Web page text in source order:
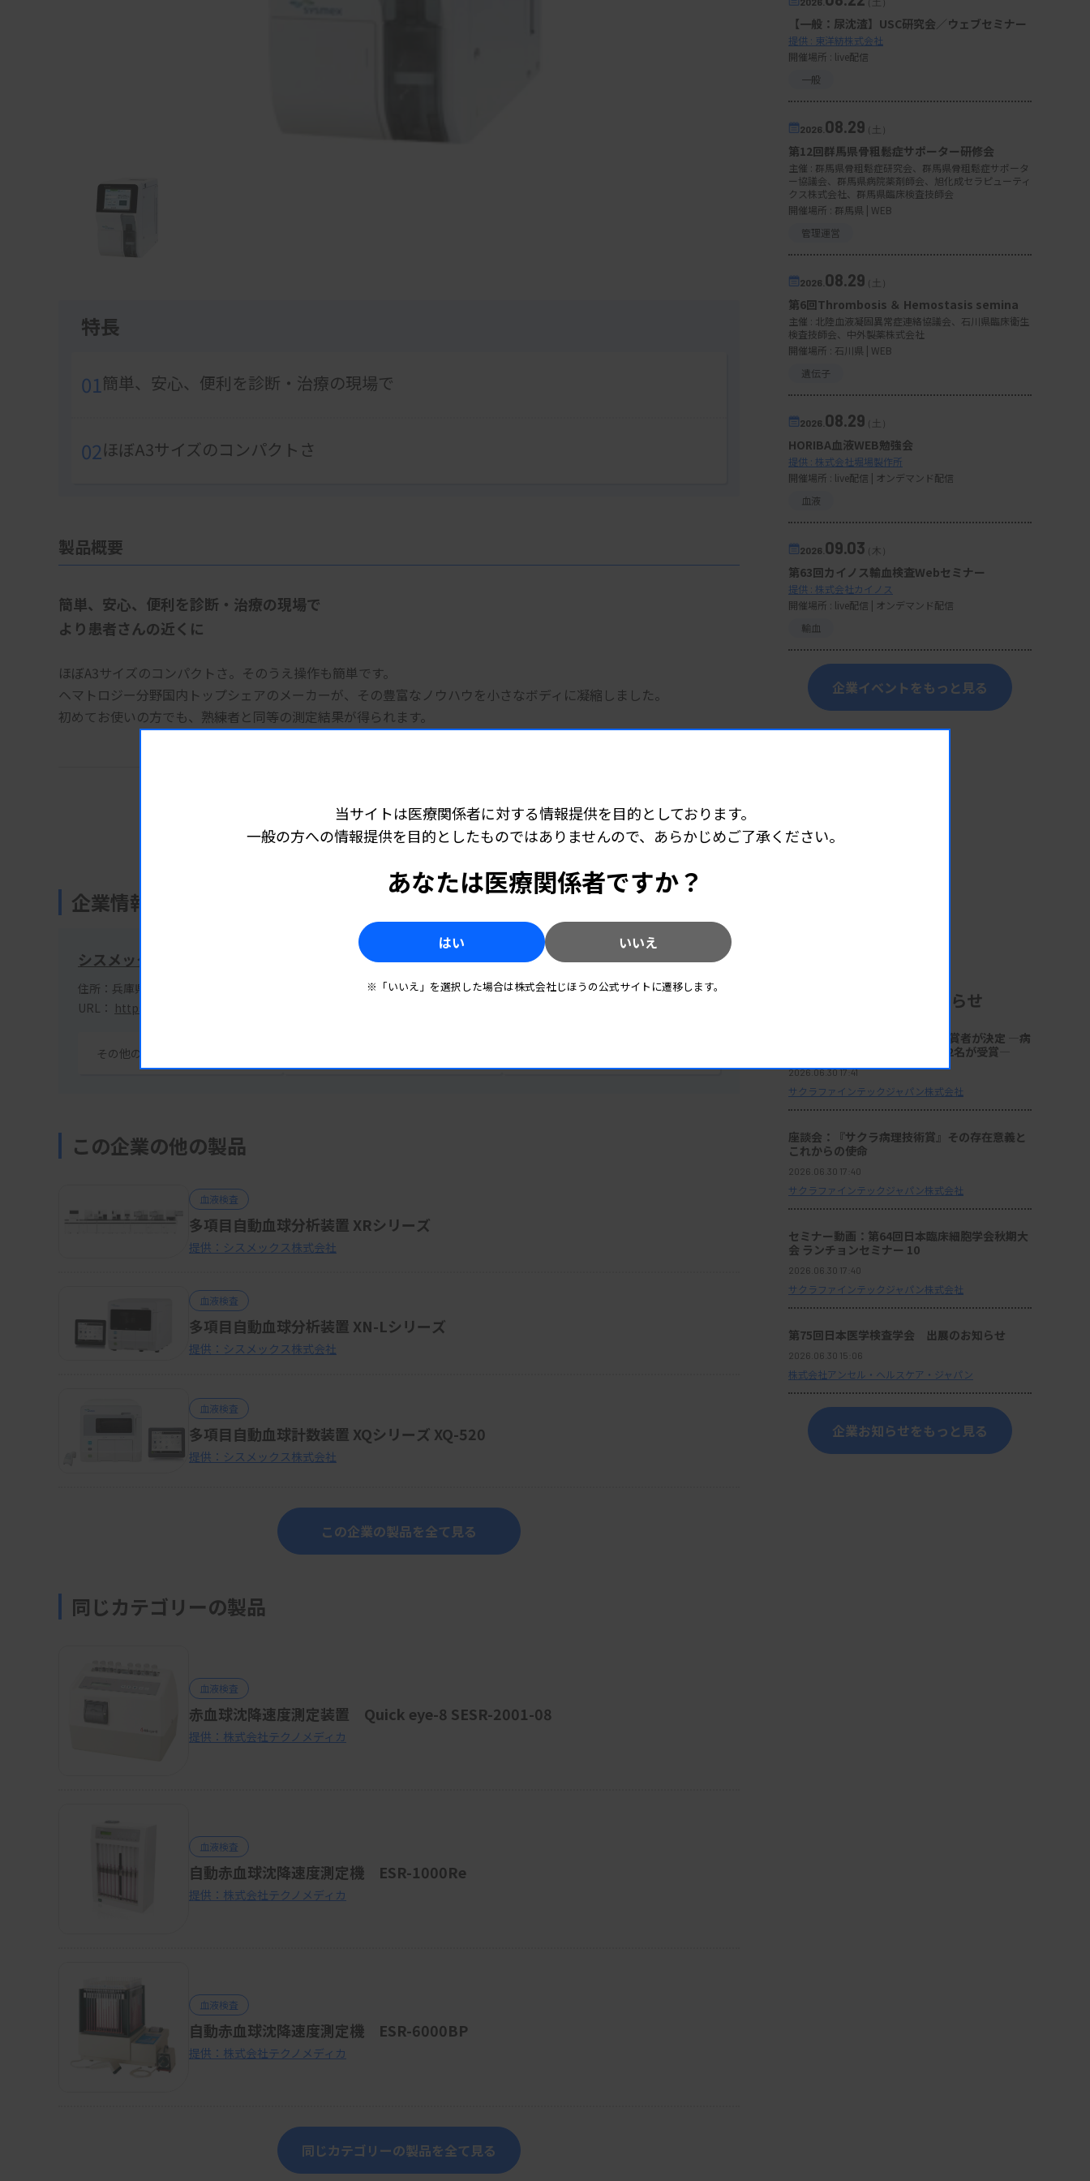
特長
01簡単、安心、便利を診断・治療の現場で
02ほぼA3サイズのコンパクトさ
製品概要
簡単、安心、便利を診断・治療の現場で
より患者さんの近くに
ほぼA3サイズのコンパクトさ。そのうえ操作も簡単です。
ヘマトロジー分野国内トップシェアのメーカーが、その豊富なノウハウを小さなボディに凝縮しました。
初めてお使いの方でも、熟練者と同等の測定結果が得られます。
公式サイトで詳細情報を見る この製品へのお問い合わせ
企業情報
シスメックス株式会社
住所：兵庫県神戸市中央区脇浜海岸通1丁目5番1号
URL： https://www.sysmex.co.jp/
その他の掲載製品を見る(21製品)
この企業の他の製品
血液検査
多項目自動血球分析装置 XRシリーズ
提供：シスメックス株式会社
血液検査
多項目自動血球分析装置 XN-Lシリーズ
提供：シスメックス株式会社
血液検査
多項目自動血球計数装置 XQシリーズ XQ-520
提供：シスメックス株式会社
この企業の製品を全て見る
同じカテゴリーの製品
血液検査
赤血球沈降速度測定装置 Quick eye-8 SESR-2001-08
提供：株式会社テクノメディカ
血液検査
自動赤血球沈降速度測定機 ESR-1000Re
提供：株式会社テクノメディカ
血液検査
自動赤血球沈降速度測定機 ESR-6000BP
提供：株式会社テクノメディカ
同じカテゴリーの製品を全て見る
【一般：尿沈渣】USC研究会／ウェブセミナー
提供 : 東洋紡株式会社
開催場所 : live配信
一般
2026. 08.29 （土）
第12回群馬県骨粗鬆症サポーター研修会
主催 : 群馬県骨粗鬆症研究会、群馬県骨粗鬆症サポータ
ー協議会、群馬県病院薬剤師会、旭化成セラピューティ
クス株式会社、群馬県臨床検査技師会
開催場所 : 群馬県 | WEB
管理運営
2026. 08.29 （土）
第6回Thrombosis ＆ Hemostasis semina
主催 : 北陸血液凝固異常症連絡協議会、石川県臨床衛生
検査技師会、中外製薬株式会社
開催場所 : 石川県 | WEB
遺伝子
2026. 08.29 （土）
HORIBA血液WEB勉強会
提供 : 株式会社堀場製作所
開催場所 : live配信 | オンデマンド配信
血液
2026. 09.03（木）
第63回カイノス輸血検査Webセミナー
提供 : 株式会社カイノス
開催場所 : live配信 | オンデマンド配信
輸血
企業イベントをもっと見る
企業からのお知らせ
第18回「サクラ病理技術賞」受賞者が決定 ―病
理技術の発展と伝承に貢献する2名が受賞―
2026.06.30 17:41
サクラファインテックジャパン株式会社
座談会：『サクラ病理技術賞』その存在意義と
これからの使命
2026.06.30 17:40
サクラファインテックジャパン株式会社
セミナー動画：第64回日本臨床細胞学会秋期大
会 ランチョンセミナー 10
2026.06.30 17:40
サクラファインテックジャパン株式会社
第75回日本医学検査学会 出展のお知らせ
2026.06.30 15:06
株式会社アンセル・ヘルスケア・ジャパン
企業お知らせをもっと見る
当サイトは医療関係者に対する情報提供を目的としております。
一般の方への情報提供を目的としたものではありませんので、あらかじめご了承ください。
あなたは医療関係者ですか？
はい いいえ
※「いいえ」を選択した場合は株式会社じほうの公式サイトに遷移します。